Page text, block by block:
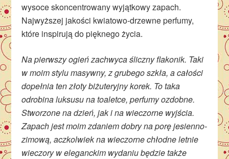
wysoce skoncentrowany wyjątkowy zapach.
Najwyższej jakości kwiatowo-drzewne perfumy,
które inspirują do pięknego życia.
Na pierwszy ogień zachwyca śliczny flakonik. Taki
w moim stylu masywny, z grubego szkła, a całości
dopełnia ten złoty biżuteryjny korek. To taka
odrobina luksusu na toaletce, perfumy ozdobne.
Stworzone na dzień, jak i na wieczorne wyjścia.
Zapach jest moim zdaniem dobry na porę jesienno-
zimową, aczkolwiek na wieczorne chłodne letnie
wieczory w eleganckim wydaniu będzie także